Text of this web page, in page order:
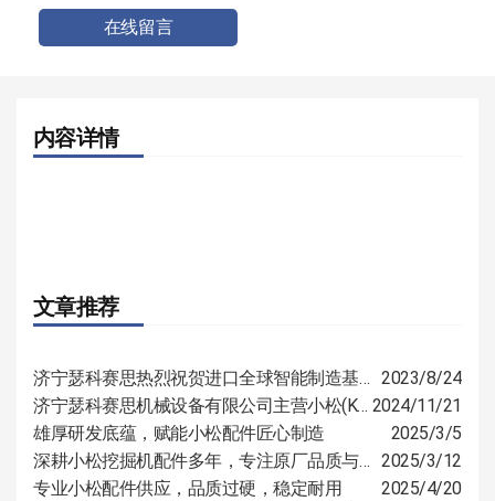
在线留言
内容详情
文章推荐
济宁瑟科赛思热烈祝贺进口全球智能制造基地开工仪式圆满举行 2023/8/24
济宁瑟科赛思机械设备有限公司主营小松(KOMATSU)、山推(SHANTUI)、卡特（CAT）等国际知名品牌的全系列产品的零部件 2024/11/21
雄厚研发底蕴，赋能小松配件匠心制造
2025/3/5
深耕小松挖掘机配件多年，专注原厂品质与定制服务 2025/3/12
专业小松配件供应，品质过硬，稳定耐用
2025/4/20